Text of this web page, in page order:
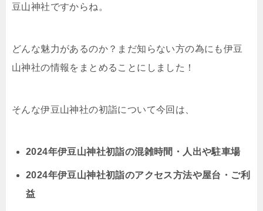
豆山神社ですからね。
どんな魅力があるのか？まだ知らない方の為にも伊豆
山神社の情報をまとめることにしました！
そんな伊豆山神社の初詣について今回は、
2024年伊豆山神社初詣の混雑時間・人出や駐車場
2024年伊豆山神社初詣のアクセス方法や屋台・ご利
益